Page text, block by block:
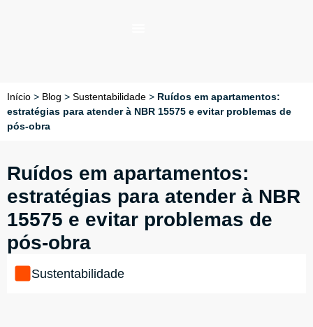
Início > Blog > Sustentabilidade > Ruídos em apartamentos:
estratégias para atender à NBR 15575 e evitar problemas de
pós-obra
Ruídos em apartamentos:
estratégias para atender à NBR
15575 e evitar problemas de
pós-obra
Sustentabilidade